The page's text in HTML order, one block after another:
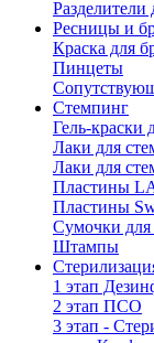
Разделители
Ресницы и
Краска для
Пинцеты
Стемпинг
Гель-краски
Лаки для
Лаки для
Пластины
Пластины
Сумочки для
Штампы
1 этап
2 этап ПСО
3 этап -